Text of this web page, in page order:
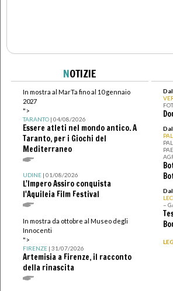
NOTIZIE
In mostra al MarTa fino al 10 gennaio
2027
">
TARANTO| 04/08/2026
Essere atleti nel mondo antico. A
Taranto, per i Giochi del
Mediterraneo
UDINE| 01/08/2026
L'Impero Assiro conquista
l'Aquileia Film Festival
In mostra da ottobre al Museo degli
Innocenti
">
FIRENZE| 31/07/2026
Artemisia a Firenze, il racconto
della rinascita
–